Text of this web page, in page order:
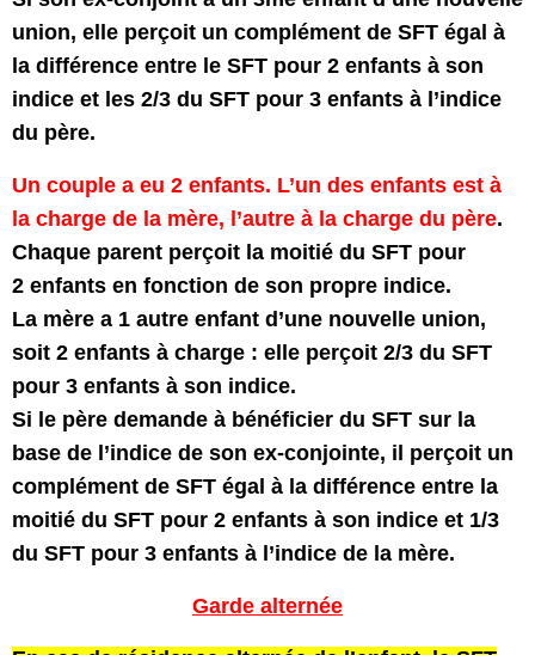
union, elle perçoit un complément de SFT égal à
la différence entre le SFT pour 2 enfants à son
indice et les 2/3 du SFT pour 3 enfants à l’indice
du père.
Un couple a eu 2 enfants. L’un des enfants est à
la charge de la mère, l’autre à la charge du père.
Chaque parent perçoit la moitié du SFT pour
2 enfants en fonction de son propre indice.
La mère a 1 autre enfant d’une nouvelle union,
soit 2 enfants à charge : elle perçoit 2/3 du SFT
pour 3 enfants à son indice.
Si le père demande à bénéficier du SFT sur la
base de l’indice de son ex-conjointe, il perçoit un
complément de SFT égal à la différence entre la
moitié du SFT pour 2 enfants à son indice et 1/3
du SFT pour 3 enfants à l’indice de la mère.
Garde alternée